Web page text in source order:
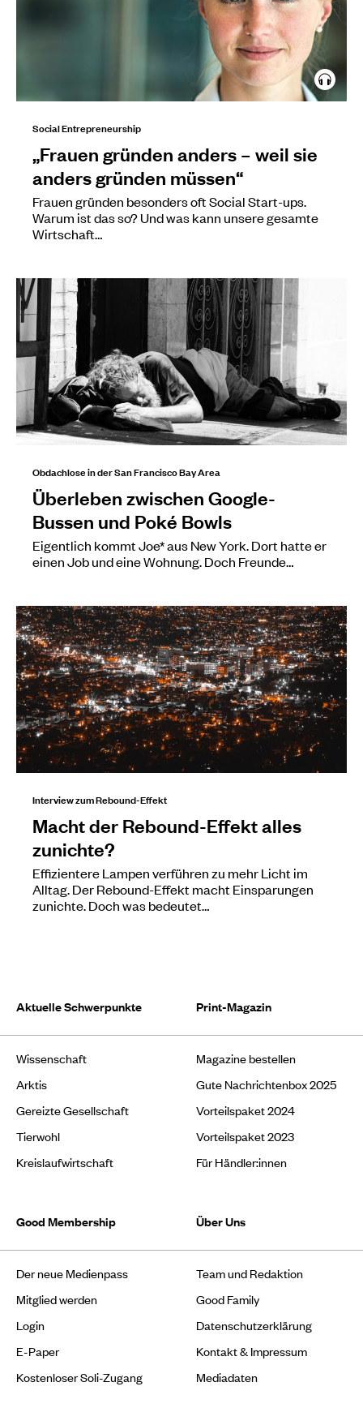
Social Entrepreneurship
„Frauen gründen anders – weil sie
anders gründen müssen“
Frauen gründen besonders oft Social Start-ups.
Warum ist das so? Und was kann unsere gesamte
Wirtschaft…
Obdachlose in der San Francisco Bay Area
Überleben zwischen Google-
Bussen und Poké Bowls
Eigentlich kommt Joe* aus New York. Dort hatte er
einen Job und eine Wohnung. Doch Freunde…
Interview zum Rebound-Effekt
Macht der Rebound-Effekt alles
zunichte?
Effizientere Lampen verführen zu mehr Licht im
Alltag. Der Rebound-Effekt macht Einsparungen
zunichte. Doch was bedeutet…
Aktuelle Schwerpunkte
Wissenschaft
Arktis
Gereizte Gesellschaft
Tierwohl
Kreislaufwirtschaft
Print-Magazin
Magazine bestellen
Gute Nachrichtenbox 2025
Vorteilspaket 2024
Vorteilspaket 2023
Für Händler:innen
Good Membership
Der neue Medienpass
Mitglied werden
Login
E-Paper
Kostenloser Soli-Zugang
Über Uns
Team und Redaktion
Good Family
Datenschutzerklärung
Kontakt & Impressum
Mediadaten